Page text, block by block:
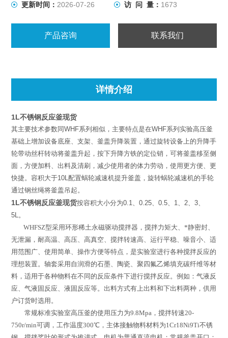
更新时间： 2026-07-26 访 问 量： 1673
产品咨询 联系我们
详情介绍
1L不锈钢反应釜现货
其主要技术参数同WHF系列相似，主要特点是在WHF系列实验高压釜
基础上增加设备底座、支架、釜盖升降装置，通过旋转设备上的升降手
轮带动丝杆转动将釜盖升起，按下升降方铁的定位销，可将釜盖移至侧
面，方便加料、出料及清刷，减少使用者的体力劳动，使用更方便、更
快捷。容积大于10L配置蜗轮减速机提升釜盖，旋转蜗轮减速机的手轮
通过钢丝绳将釜盖吊起。
1L不锈钢反应釜现货按容积大小分为0.1、0.25、0.5、 1、2、3、
5L。
WHFSZ型采用环形稀土永磁驱动搅拌器，搅拌力矩大、*静密封、
无泄漏，耐高温、高压、高真空、搅拌转速高、运行平稳、噪音小、适
用范围广、使用简单、操作方便等特点，是实验室进行各种搅拌反应的
理想装置。轴套采用自润滑的石墨、陶瓷、聚四氟乙烯填充碳纤维等材
料，适用于各种物料在不同的反应条件下进行搅拌反应。例如：气液反
应、气液固反应、液固反应等。出料方式有上出料和下出料两种，供用
户订货时选用。
常规标准实验室高压釜的使用压力为9.8Mpa ，搅拌转速20-
750r/min 可调，工作温度300℃ ，主体接触物料材料为1Cr18Ni9Ti不锈